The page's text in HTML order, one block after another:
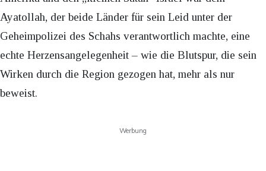
Ayatollah, der beide Länder für sein Leid unter der
Geheimpolizei des Schahs verantwortlich machte, eine
echte Herzensangelegenheit – wie die Blutspur, die sein
Wirken durch die Region gezogen hat, mehr als nur
beweist.
Werbung